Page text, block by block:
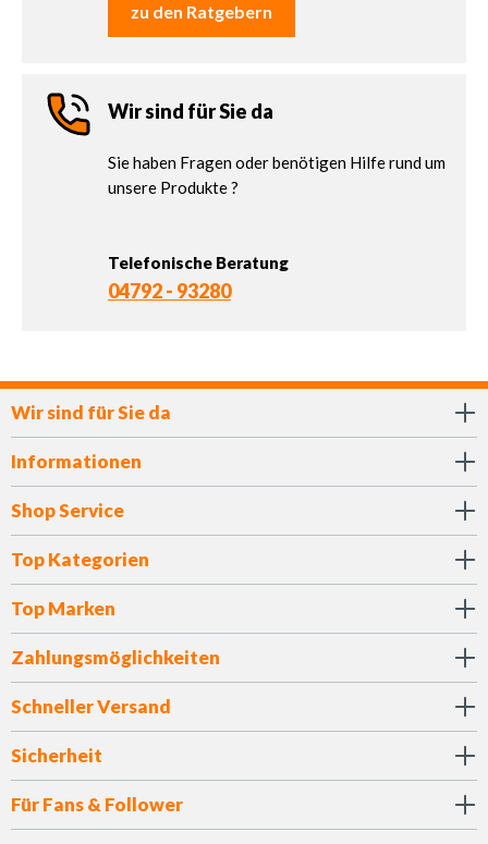
zu den Ratgebern
Wir sind für Sie da
Sie haben Fragen oder benötigen Hilfe rund um
unsere Produkte ?
Telefonische Beratung
04792 - 93280
Wir sind für Sie da
Informationen
Shop Service
Top Kategorien
Top Marken
Zahlungsmöglichkeiten
Schneller Versand
Sicherheit
Für Fans & Follower